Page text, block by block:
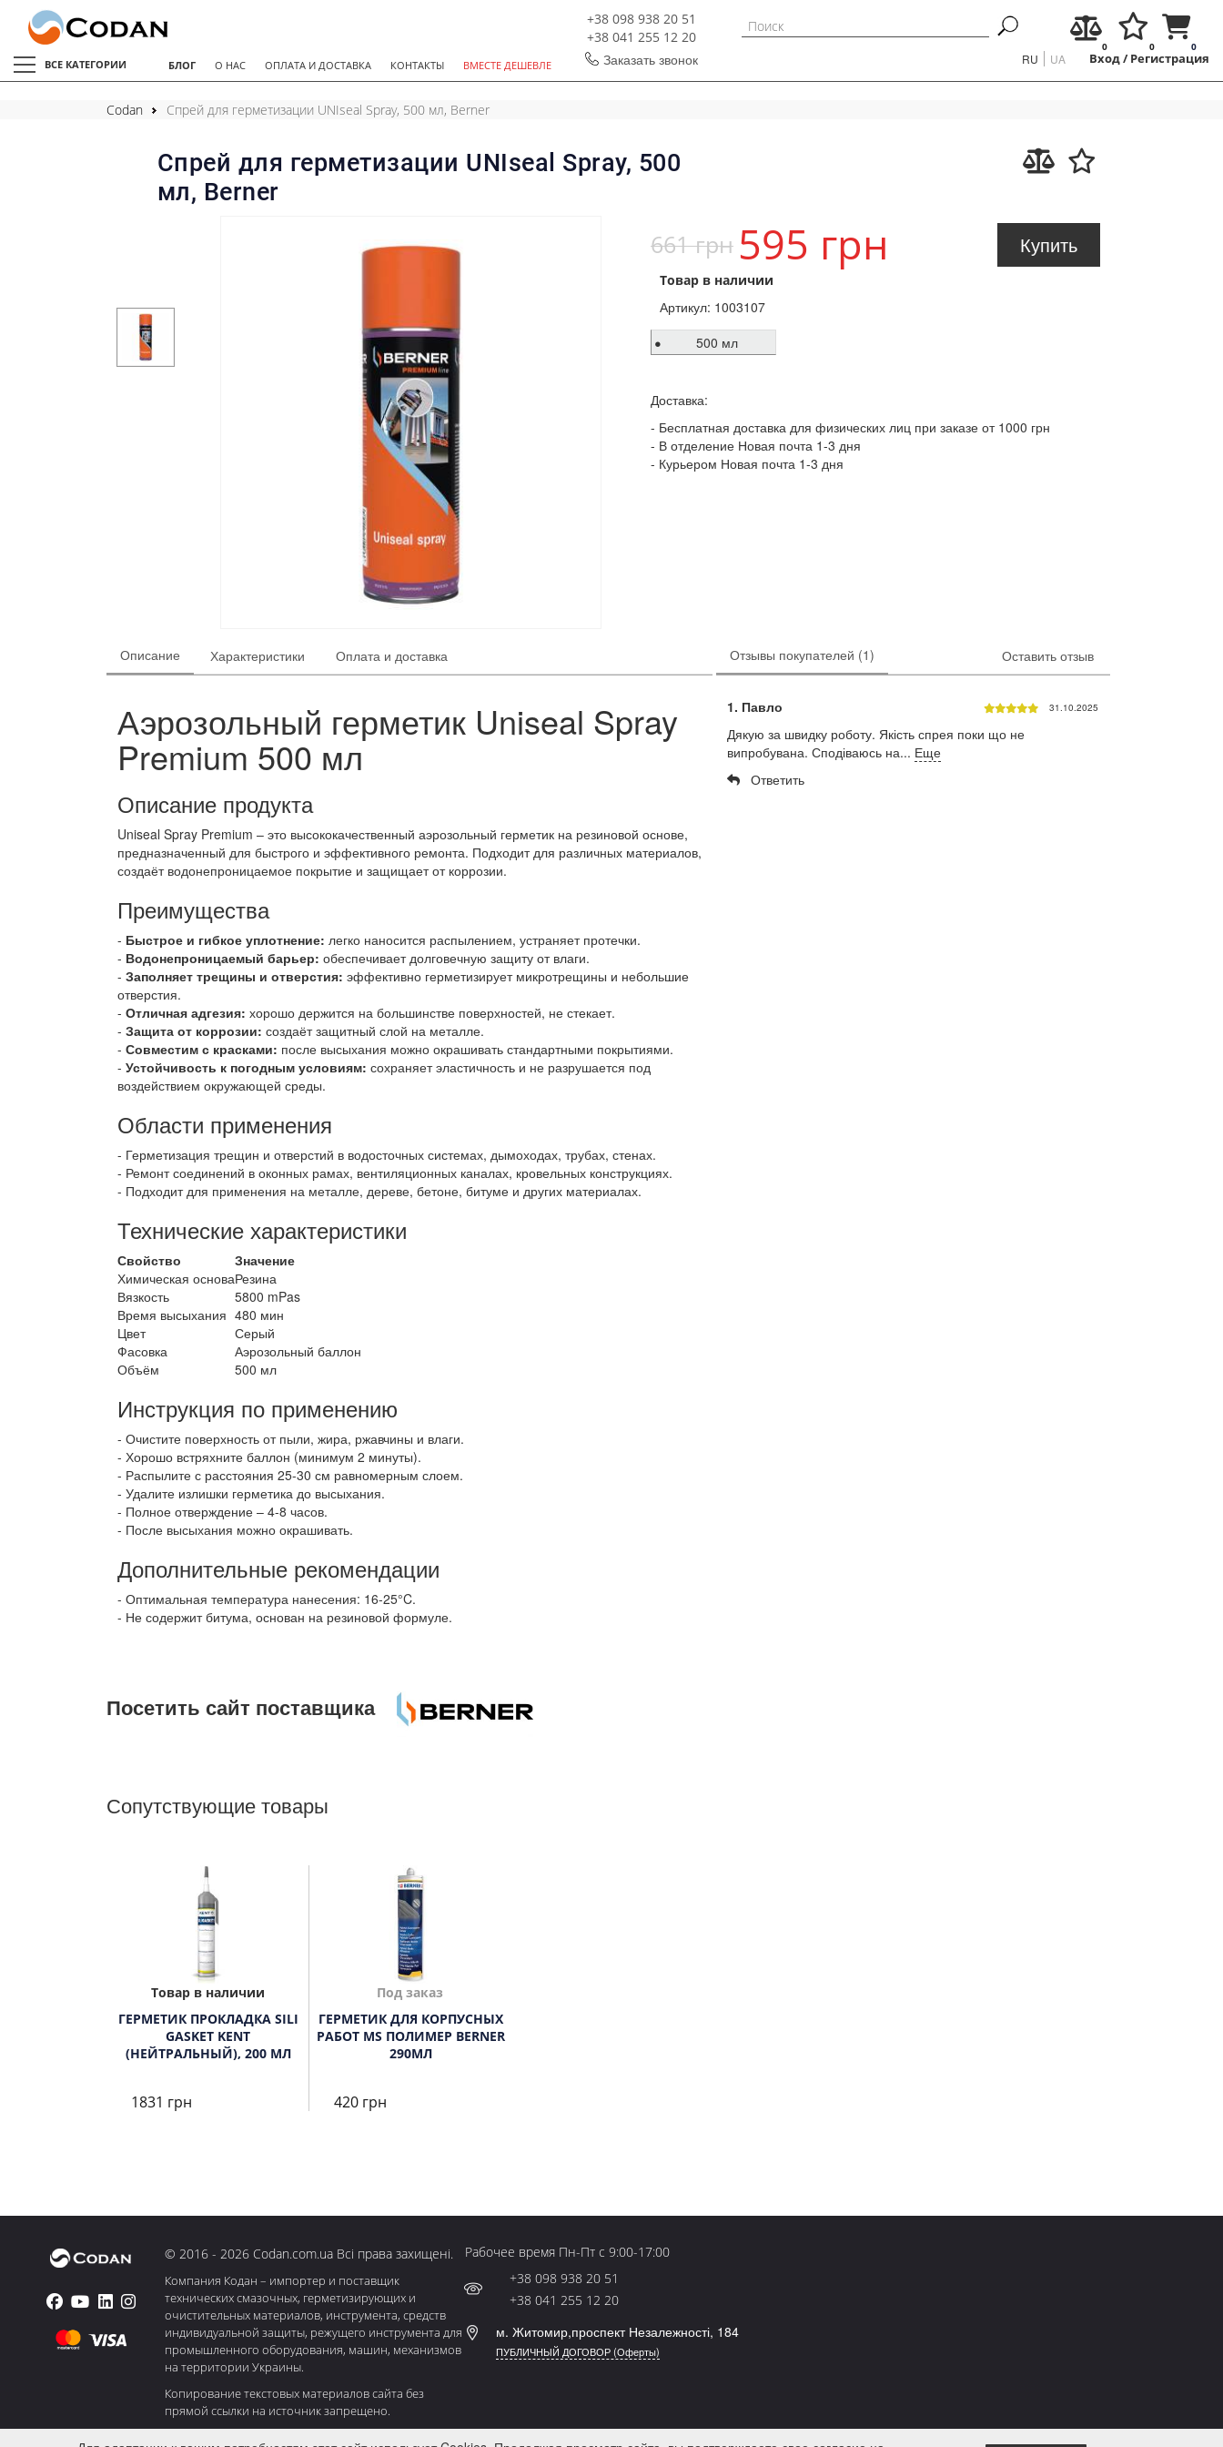
ВСЕ КАТЕГОРИИ БЛОГ О НАС ОПЛАТА И ДОСТАВКА КОНТАКТЫ ВМЕСТЕ ДЕШЕВЛЕ
+38 098 938 20 51
+38 041 255 12 20
Заказать звонок
0
0
0
Вход/Регистрация
RU UA
Codan Спрей для герметизации UNIseal Spray, 500 мл, Berner
Спрей для герметизации UNIseal Spray, 500
мл, Berner
661 грн 595 грн Купить
Товар в наличии
Артикул: 1003107
500 мл
Доставка:
Бесплатная доставка для физических лиц при заказе от 1000 грн
В отделение Новая почта 1-3 дня
Курьером Новая почта 1-3 дня
Описание Характеристики Оплата и доставка
Аэрозольный герметик Uniseal Spray
Premium 500 мл
Описание продукта
Uniseal Spray Premium – это высококачественный аэрозольный герметик на резиновой основе,
предназначенный для быстрого и эффективного ремонта. Подходит для различных материалов,
создаёт водонепроницаемое покрытие и защищает от коррозии.
Преимущества
Быстрое и гибкое уплотнение: легко наносится распылением, устраняет протечки.
Водонепроницаемый барьер: обеспечивает долговечную защиту от влаги.
Заполняет трещины и отверстия: эффективно герметизирует микротрещины и небольшие
отверстия.
Отличная адгезия: хорошо держится на большинстве поверхностей, не стекает.
Защита от коррозии: создаёт защитный слой на металле.
Совместим с красками: после высыхания можно окрашивать стандартными покрытиями.
Устойчивость к погодным условиям: сохраняет эластичность и не разрушается под
воздействием окружающей среды.
Области применения
Герметизация трещин и отверстий в водосточных системах, дымоходах, трубах, стенах.
Ремонт соединений в оконных рамах, вентиляционных каналах, кровельных конструкциях.
Подходит для применения на металле, дереве, бетоне, битуме и других материалах.
Технические характеристики
Свойство
Значение
Химическая основаРезина
Вязкость
5800 mPas
Время высыхания 480 мин
Цвет
Серый
Фасовка
Аэрозольный баллон
Объём
500 мл
Инструкция по применению
Очистите поверхность от пыли, жира, ржавчины и влаги.
Хорошо встряхните баллон (минимум 2 минуты).
Распылите с расстояния 25-30 см равномерным слоем.
Удалите излишки герметика до высыхания.
Полное отверждение – 4-8 часов.
После высыхания можно окрашивать.
Дополнительные рекомендации
Оптимальная температура нанесения: 16-25°C.
Не содержит битума, основан на резиновой формуле.
Отзывы покупателей (1) Оставить отзыв
1. Павло 31.10.2025
Дякую за швидку роботу. Якість спрея поки що не
випробувана. Сподіваюсь на... Еще
Ответить
Посетить сайт поставщика
Сопутствующие товары
Товар в наличии
ГЕРМЕТИК ПРОКЛАДКА SILI
GASKET KENT
(НЕЙТРАЛЬНЫЙ), 200 МЛ
1831 грн
Под заказ
ГЕРМЕТИК ДЛЯ КОРПУСНЫХ
РАБОТ MS ПОЛИМЕР BERNER
290МЛ
420 грн
© 2016 - 2026 Codan.com.ua Всі права захищені.
Компания Кодан – импортер и поставщик
технических смазочных, герметизирующих и
очистительных материалов, инструмента, средств
индивидуальной защиты, режущего инструмента для
промышленного оборудования, машин, механизмов
на территории Украины.
Копирование текстовых материалов сайта без
прямой ссылки на источник запрещено.
Рабочее время Пн-Пт с 9:00-17:00
+38 098 938 20 51
+38 041 255 12 20
м. Житомир,проспект Незалежності, 184
ПУБЛИЧНЫЙ ДОГОВОР (Оферты)